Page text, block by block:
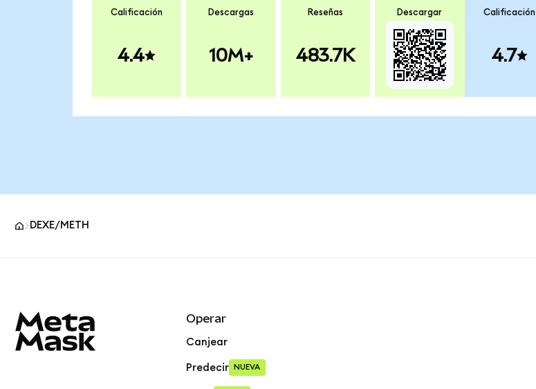
Calificación
4.4
Descargas
10M+
Reseñas
483.7K
Descargar Calificación
4.7
DEXE/METH
Operar
Canjear
Predecir NUEVA